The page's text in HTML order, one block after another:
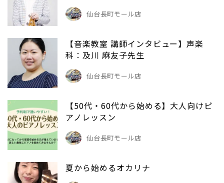
仙台長町モール店
【音楽教室 講師インタビュー】声楽
科：及川 麻友子先生
仙台長町モール店
【50代・60代から始める】大人向けピ
アノレッスン
仙台長町モール店
夏から始めるオカリナ